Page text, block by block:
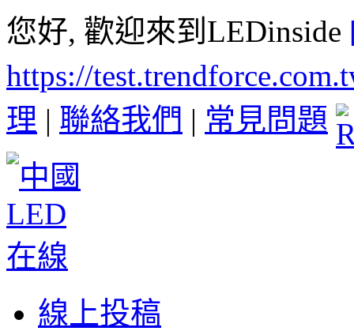
您好, 歡迎來到LEDinside
https://
理 | 聯絡我們 | 常見問題
線上投稿